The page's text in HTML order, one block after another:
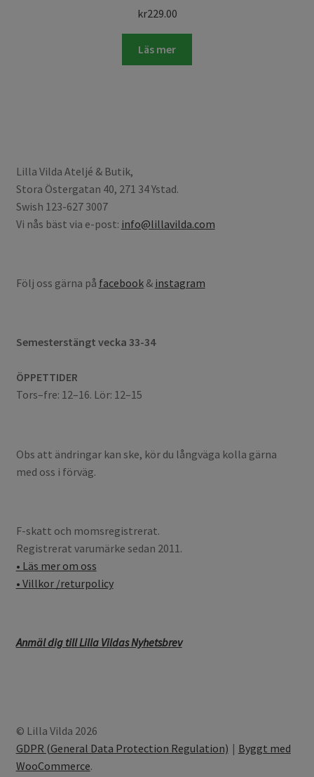
kr229.00
Läs mer
Lilla Vilda Ateljé & Butik,
Stora Östergatan 40, 271 34 Ystad.
Swish 123-627 3007
Vi nås bäst via e-post: info@lillavilda.com
Följ oss gärna på facebook& instagram
Semesterstängt vecka 33-34
ÖPPETTIDER
Tors–fre: 12–16. Lör: 12–15
Obs att ändringar kan ske, kör du långväga kolla gärna
med oss i förväg.
F-skatt och momsregistrerat.
Registrerat varumärke sedan 2011.
• Läs mer om oss
• Villkor /returpolicy
Anmäl dig till Lilla Vildas Nyhetsbrev
© Lilla Vilda 2026
GDPR (General Data Protection Regulation)
Byggt med
WooCommerce.